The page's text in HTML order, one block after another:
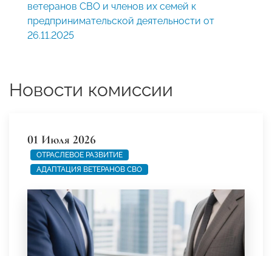
ветеранов СВО и членов их семей к
предпринимательской деятельности от
26.11.2025
Новости комиссии
01 Июля 2026
ОТРАСЛЕВОЕ РАЗВИТИЕ
АДАПТАЦИЯ ВЕТЕРАНОВ СВО